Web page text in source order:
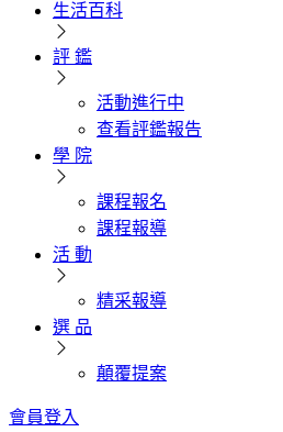
生活百科
評 鑑
活動進行中
查看評鑑報告
學 院
課程報名
課程報導
活 動
精采報導
選 品
顛覆提案
會員登入